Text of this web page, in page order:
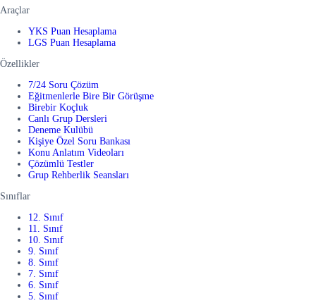
Araçlar
YKS Puan Hesaplama
LGS Puan Hesaplama
Özellikler
7/24 Soru Çözüm
Eğitmenlerle Bire Bir Görüşme
Birebir Koçluk
Canlı Grup Dersleri
Deneme Kulübü
Kişiye Özel Soru Bankası
Konu Anlatım Videoları
Çözümlü Testler
Grup Rehberlik Seansları
Sınıflar
12. Sınıf
11. Sınıf
10. Sınıf
9. Sınıf
8. Sınıf
7. Sınıf
6. Sınıf
5. Sınıf